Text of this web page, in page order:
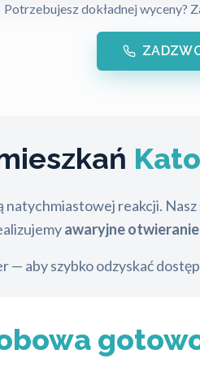
Potrzebujesz dokładnej wyceny?
reakcji.
awaryjne
— aby szybko odzyskać